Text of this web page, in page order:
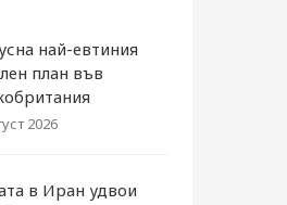
най-евтиния
план във
2026
в Иран удвои